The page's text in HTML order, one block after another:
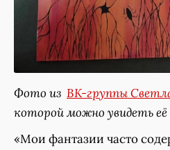
Фото из ВК-группы
которой можно увидеть
«Мои фантазии часто